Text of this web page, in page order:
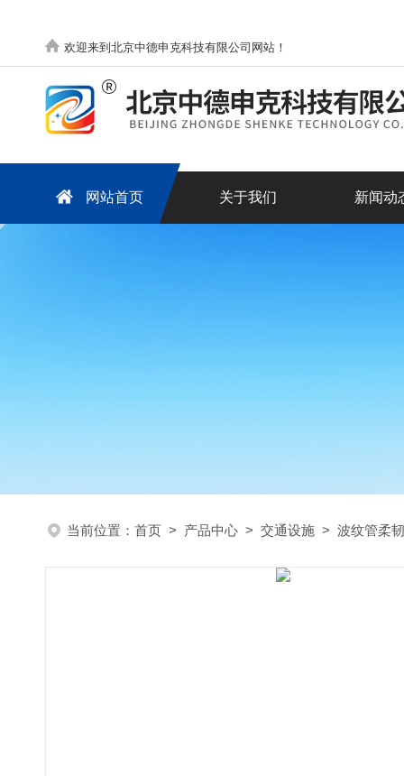
欢迎来到北京中德申克科技有限公司网站！
网站首页 关于我们 新闻动
当前位置： 首页 > 产品中心 > 交通设施 > 波纹管柔